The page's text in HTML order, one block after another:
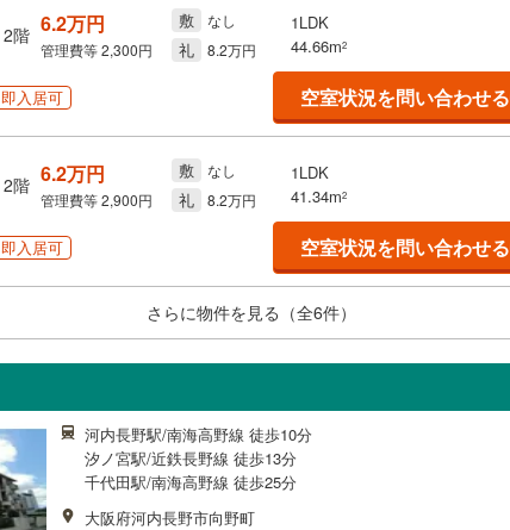
2階 6.2万円
管理費等2,300円
敷 なし
礼 8.2万円
1LDK
44.66m2
即入居可 空室状況を問い合わせる
2階 6.2万円
管理費等2,900円
敷 なし
礼 8.2万円
1LDK
41.34m2
即入居可 空室状況を問い合わせる
さらに物件を見る（全6件）
河内長野駅/南海高野線 徒歩10分
汐ノ宮駅/近鉄長野線 徒歩13分
千代田駅/南海高野線 徒歩25分
大阪府河内長野市向野町